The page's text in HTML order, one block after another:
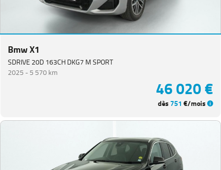
Bmw X1
SDRIVE 20D 163CH DKG7 M SPORT
2025 -5 570 km
46 020 €
dès 751 €/mois